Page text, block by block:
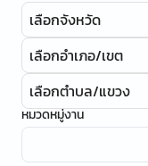
เลือกจังหวัด
เลือกอำเภอ/เขต
เลือกตำบล/แขวง
หมวดหมู่งาน